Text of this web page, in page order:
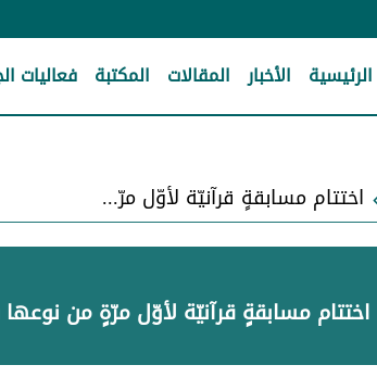
الرئيسية الأخبار المقالات المكتبة فعاليات
اختتام مسابقةٍ قرآنيّة لأوّل مرّةٍ من نوعها في العراق لفئة المكفوفات
اختتام مسابقةٍ قرآنيّة لأوّل مرّةٍ من